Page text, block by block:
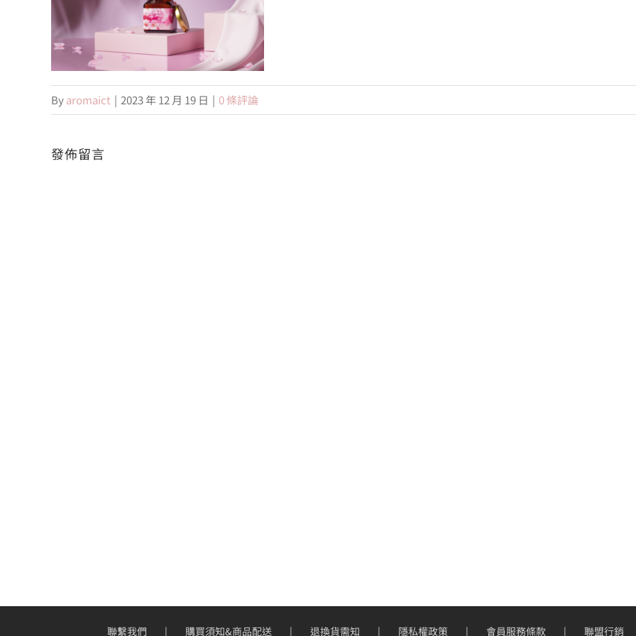
Byaromaict | 2023 年 12 月 19 日 | 0 條評論
發佈留言
聯繫我們 購買須知&商品配送 退換貨需知 隱私權政策 會員服務條款 聯盟行銷